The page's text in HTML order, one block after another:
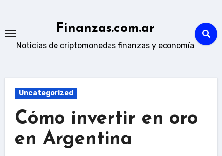
content
Finanzas.com.ar
Noticias de criptomonedas finanzas y economía
Uncategorized
Cómo invertir en oro
en Argentina